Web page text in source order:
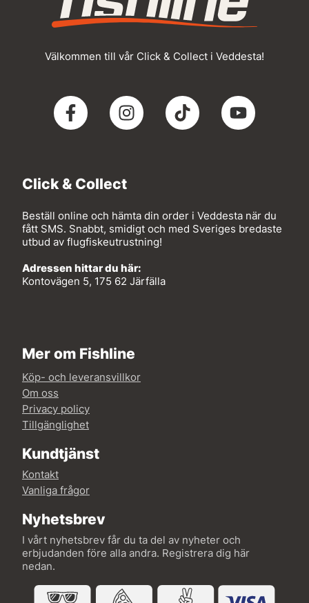
Välkommen till vår Click & Collect i Veddesta!
Click & Collect
Beställ online och hämta din order i Veddesta när du
fått SMS. Snabbt, smidigt och med Sveriges bredaste
utbud av flugfiskeutrustning!
Adressen hittar du här:
Kontovägen 5, 175 62 Järfälla
Mer om Fishline
Köp- och leveransvillkor
Om oss
Privacy policy
Tillgänglighet
Kundtjänst
Kontakt
Vanliga frågor
Nyhetsbrev
I vårt nyhetsbrev får du ta del av nyheter och
erbjudanden före alla andra. Registrera dig här
nedan.